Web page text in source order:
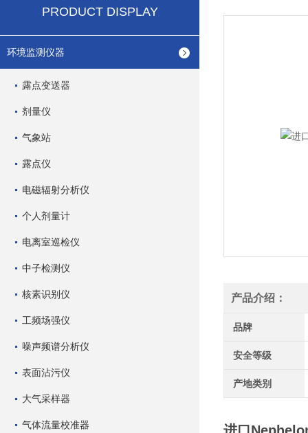
PRODUCT DISPLAY
环境监测仪器
露点变送器
剂量仪
气象站
露点仪
电磁辐射分析仪
个人剂量计
电离室巡检仪
中子检测仪
核素识别仪
工频场强仪
噪声频谱分析仪
表面沾污仪
大气采样器
气体流量校准器
产品介绍：
品牌
安全等级
产地类别